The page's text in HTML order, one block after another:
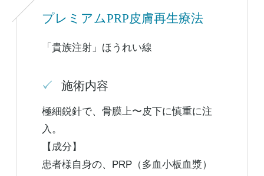
プレミアムPRP皮膚再生療法
「貴族注射」ほうれい線
施術内容
極細鋭針で、骨膜上〜皮下に慎重に注
入。
【成分】
患者様自身の、PRP（多血小板血漿）